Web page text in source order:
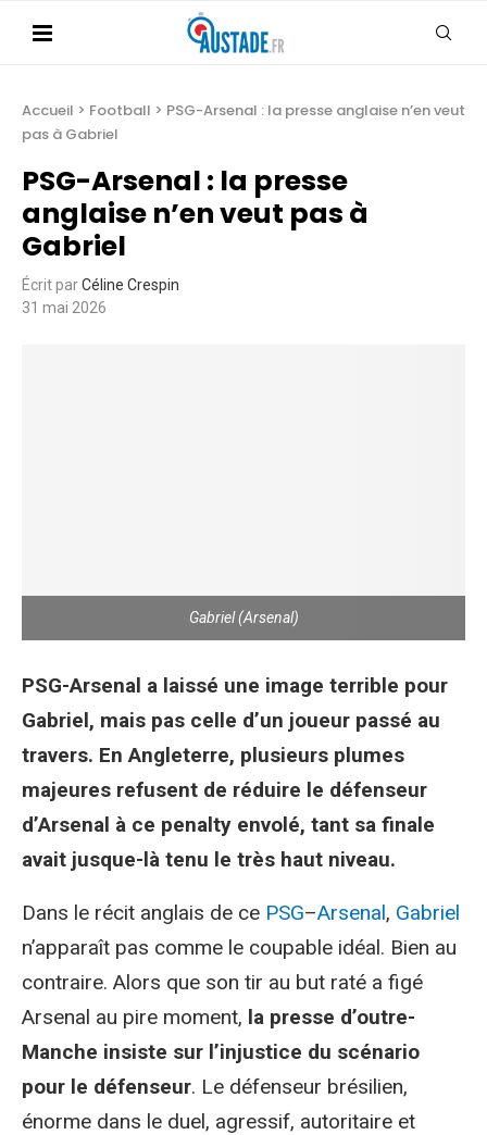
Accueil > Football > PSG-Arsenal : la presse anglaise n’en veut
pas à Gabriel
PSG-Arsenal : la presse
anglaise n’en veut pas à
Gabriel
Écrit parCéline Crespin
31 mai 2026
Gabriel (Arsenal)
PSG-Arsenal a laissé une image terrible pour
Gabriel, mais pas celle d’un joueur passé au
travers. En Angleterre, plusieurs plumes
majeures refusent de réduire le défenseur
d’Arsenal à ce penalty envolé, tant sa finale
avait jusque-là tenu le très haut niveau.
Dans le récit anglais de ce PSG–Arsenal, Gabriel
n’apparaît pas comme le coupable idéal. Bien au
contraire. Alors que son tir au but raté a figé
Arsenal au pire moment, la presse d’outre-
Manche insiste sur l’injustice du scénario
pour le défenseur. Le défenseur brésilien,
énorme dans le duel, agressif, autoritaire et